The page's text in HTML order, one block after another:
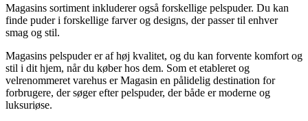
Magasins sortiment inkluderer også forskellige pelspuder. Du kan
finde puder i forskellige farver og designs, der passer til enhver
smag og stil.
Magasins pelspuder er af høj kvalitet, og du kan forvente komfort og
stil i dit hjem, når du køber hos dem. Som et etableret og
velrenommeret varehus er Magasin en pålidelig destination for
forbrugere, der søger efter pelspuder, der både er moderne og
luksuriøse.